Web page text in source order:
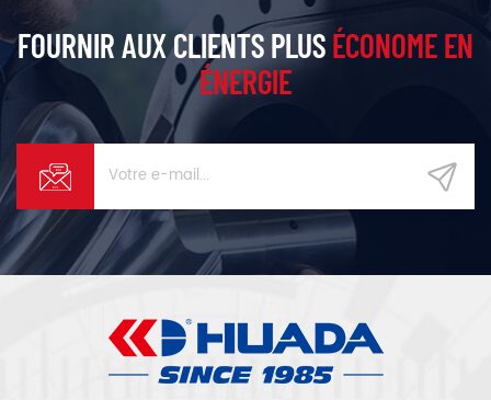
FOURNIR AUX CLIENTS PLUSÉCONOME EN
ÉNERGIE